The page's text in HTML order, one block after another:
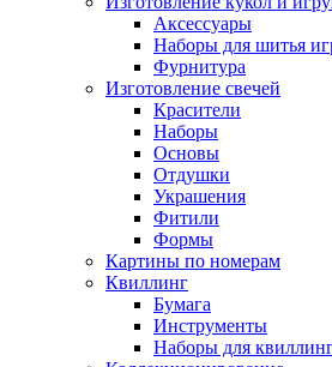
Аксессуары
Наборы для шитья
Фурнитура
Изготовление свечей
Красители
Наборы
Основы
Отдушки
Украшения
Фитили
Формы
Картины по номерам
Квиллинг
Бумага
Инструменты
Наборы для